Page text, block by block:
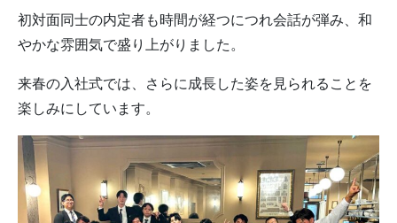
初対面同士の内定者も時間が経つにつれ会話が弾み、和
やかな雰囲気で盛り上がりました。
来春の入社式では、さらに成長した姿を見られることを
楽しみにしています。